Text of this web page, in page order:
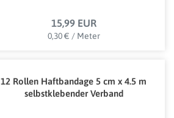
15,99 EUR
0,30 € / Meter
12 Rollen Haftbandage 5 cm x 4.5 m
selbstklebender Verband